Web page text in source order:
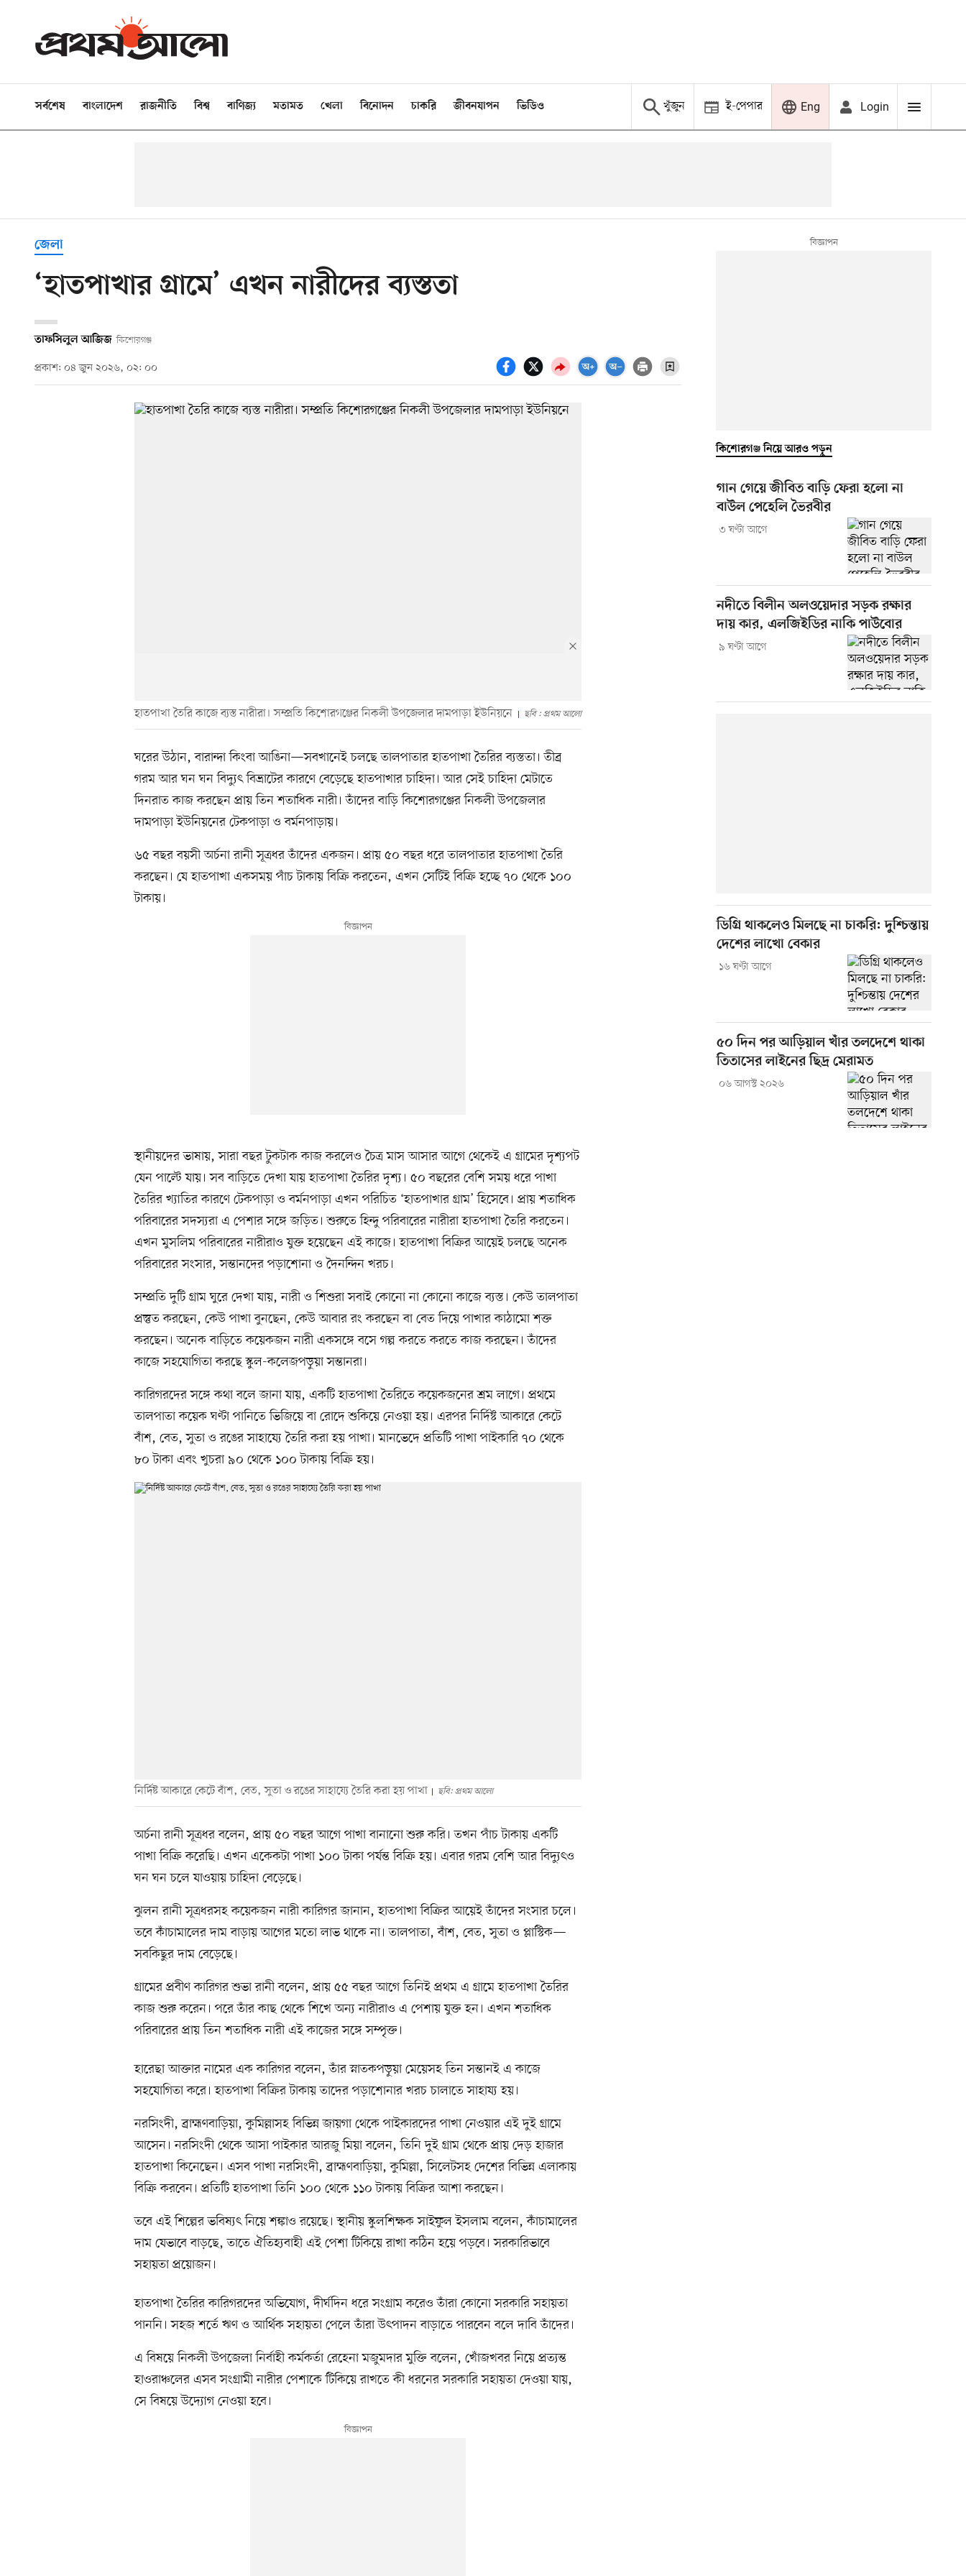
সর্বশেষ বাংলাদেশ রাজনীতি বিশ্ব বাণিজ্য মতামত খেলা বিনোদন চাকরি জীবনযাপন ভিডিও খুঁজুন ই-পেপার Eng Login
জেলা
‘হাতপাখার গ্রামে’ এখন নারীদের ব্যস্ততা
তাফসিলুল আজিজ কিশোরগঞ্জ
প্রকাশ: ০৪ জুন ২০২৬, ০২: ০০
হাতপাখা তৈরি কাজে ব্যস্ত নারীরা। সম্প্রতি কিশোরগঞ্জের নিকলী উপজেলার দামপাড়া ইউনিয়নে ছবি : প্রথম আলো
ঘরের উঠান, বারান্দা কিংবা আঙিনা—সবখানেই চলছে তালপাতার হাতপাখা তৈরির ব্যস্ততা। তীব্র
গরম আর ঘন ঘন বিদ্যুৎ বিভ্রাটের কারণে বেড়েছে হাতপাখার চাহিদা। আর সেই চাহিদা মেটাতে
দিনরাত কাজ করছেন প্রায় তিন শতাধিক নারী। তাঁদের বাড়ি কিশোরগঞ্জের নিকলী উপজেলার
দামপাড়া ইউনিয়নের টেকপাড়া ও বর্মনপাড়ায়।
৬৫ বছর বয়সী অর্চনা রানী সূত্রধর তাঁদের একজন। প্রায় ৫০ বছর ধরে তালপাতার হাতপাখা তৈরি
করছেন। যে হাতপাখা একসময় পাঁচ টাকায় বিক্রি করতেন, এখন সেটিই বিক্রি হচ্ছে ৭০ থেকে ১০০
টাকায়।
স্থানীয়দের ভাষায়, সারা বছর টুকটাক কাজ করলেও চৈত্র মাস আসার আগে থেকেই এ গ্রামের দৃশ্যপট
যেন পাল্টে যায়। সব বাড়িতে দেখা যায় হাতপাখা তৈরির দৃশ্য। ৫০ বছরের বেশি সময় ধরে পাখা
তৈরির খ্যাতির কারণে টেকপাড়া ও বর্মনপাড়া এখন পরিচিত ‘হাতপাখার গ্রাম’ হিসেবে। প্রায় শতাধিক
পরিবারের সদস্যরা এ পেশার সঙ্গে জড়িত। শুরুতে হিন্দু পরিবারের নারীরা হাতপাখা তৈরি করতেন।
এখন মুসলিম পরিবারের নারীরাও যুক্ত হয়েছেন এই কাজে। হাতপাখা বিক্রির আয়েই চলছে অনেক
পরিবারের সংসার, সন্তানদের পড়াশোনা ও দৈনন্দিন খরচ।
সম্প্রতি দুটি গ্রাম ঘুরে দেখা যায়, নারী ও শিশুরা সবাই কোনো না কোনো কাজে ব্যস্ত। কেউ তালপাতা
প্রস্তুত করছেন, কেউ পাখা বুনছেন, কেউ আবার রং করছেন বা বেত দিয়ে পাখার কাঠামো শক্ত
করছেন। অনেক বাড়িতে কয়েকজন নারী একসঙ্গে বসে গল্প করতে করতে কাজ করছেন। তাঁদের
কাজে সহযোগিতা করছে স্কুল-কলেজপড়ুয়া সন্তানরা।
কারিগরদের সঙ্গে কথা বলে জানা যায়, একটি হাতপাখা তৈরিতে কয়েকজনের শ্রম লাগে। প্রথমে
তালপাতা কয়েক ঘণ্টা পানিতে ভিজিয়ে বা রোদে শুকিয়ে নেওয়া হয়। এরপর নির্দিষ্ট আকারে কেটে
বাঁশ, বেত, সুতা ও রঙের সাহায্যে তৈরি করা হয় পাখা। মানভেদে প্রতিটি পাখা পাইকারি ৭০ থেকে
৮০ টাকা এবং খুচরা ৯০ থেকে ১০০ টাকায় বিক্রি হয়।
নির্দিষ্ট আকারে কেটে বাঁশ, বেত, সুতা ও রঙের সাহায্যে তৈরি করা হয় পাখা ছবি: প্রথম আলো
অর্চনা রানী সূত্রধর বলেন, প্রায় ৫০ বছর আগে পাখা বানানো শুরু করি। তখন পাঁচ টাকায় একটি
পাখা বিক্রি করেছি। এখন একেকটা পাখা ১০০ টাকা পর্যন্ত বিক্রি হয়। এবার গরম বেশি আর বিদ্যুৎও
ঘন ঘন চলে যাওয়ায় চাহিদা বেড়েছে।
ঝুলন রানী সূত্রধরসহ কয়েকজন নারী কারিগর জানান, হাতপাখা বিক্রির আয়েই তাঁদের সংসার চলে।
তবে কাঁচামালের দাম বাড়ায় আগের মতো লাভ থাকে না। তালপাতা, বাঁশ, বেত, সুতা ও প্লাস্টিক—
সবকিছুর দাম বেড়েছে।
গ্রামের প্রবীণ কারিগর শুভা রানী বলেন, প্রায় ৫৫ বছর আগে তিনিই প্রথম এ গ্রামে হাতপাখা তৈরির
কাজ শুরু করেন। পরে তাঁর কাছ থেকে শিখে অন্য নারীরাও এ পেশায় যুক্ত হন। এখন শতাধিক
পরিবারের প্রায় তিন শতাধিক নারী এই কাজের সঙ্গে সম্পৃক্ত।
হারেছা আক্তার নামের এক কারিগর বলেন, তাঁর স্নাতকপড়ুয়া মেয়েসহ তিন সন্তানই এ কাজে
সহযোগিতা করে। হাতপাখা বিক্রির টাকায় তাদের পড়াশোনার খরচ চালাতে সাহায্য হয়।
নরসিংদী, ব্রাহ্মণবাড়িয়া, কুমিল্লাসহ বিভিন্ন জায়গা থেকে পাইকারদের পাখা নেওয়ার এই দুই গ্রামে
আসেন। নরসিংদী থেকে আসা পাইকার আরজু মিয়া বলেন, তিনি দুই গ্রাম থেকে প্রায় দেড় হাজার
হাতপাখা কিনেছেন। এসব পাখা নরসিংদী, ব্রাহ্মণবাড়িয়া, কুমিল্লা, সিলেটসহ দেশের বিভিন্ন এলাকায়
বিক্রি করবেন। প্রতিটি হাতপাখা তিনি ১০০ থেকে ১১০ টাকায় বিক্রির আশা করছেন।
তবে এই শিল্পের ভবিষ্যৎ নিয়ে শঙ্কাও রয়েছে। স্থানীয় স্কুলশিক্ষক সাইফুল ইসলাম বলেন, কাঁচামালের
দাম যেভাবে বাড়ছে, তাতে ঐতিহ্যবাহী এই পেশা টিকিয়ে রাখা কঠিন হয়ে পড়বে। সরকারিভাবে
সহায়তা প্রয়োজন।
হাতপাখা তৈরির কারিগরদের অভিযোগ, দীর্ঘদিন ধরে সংগ্রাম করেও তাঁরা কোনো সরকারি সহায়তা
পাননি। সহজ শর্তে ঋণ ও আর্থিক সহায়তা পেলে তাঁরা উৎপাদন বাড়াতে পারবেন বলে দাবি তাঁদের।
এ বিষয়ে নিকলী উপজেলা নির্বাহী কর্মকর্তা রেহেনা মজুমদার মুক্তি বলেন, খোঁজখবর নিয়ে প্রত্যন্ত
হাওরাঞ্চলের এসব সংগ্রামী নারীর পেশাকে টিকিয়ে রাখতে কী ধরনের সরকারি সহায়তা দেওয়া যায়,
সে বিষয়ে উদ্যোগ নেওয়া হবে।
কিশোরগঞ্জ নিয়ে আরও পড়ুন
গান গেয়ে জীবিত বাড়ি ফেরা হলো না
বাউল পেহেলি ভৈরবীর
৩ ঘণ্টা আগে
নদীতে বিলীন অলওয়েদার সড়ক রক্ষার
দায় কার, এলজিইডির নাকি পাউবোর
৯ ঘণ্টা আগে
ডিগ্রি থাকলেও মিলছে না চাকরি: দুশ্চিন্তায়
দেশের লাখো বেকার
১৬ ঘণ্টা আগে
৫০ দিন পর আড়িয়াল খাঁর তলদেশে থাকা
তিতাসের লাইনের ছিদ্র মেরামত
০৬ আগস্ট ২০২৬